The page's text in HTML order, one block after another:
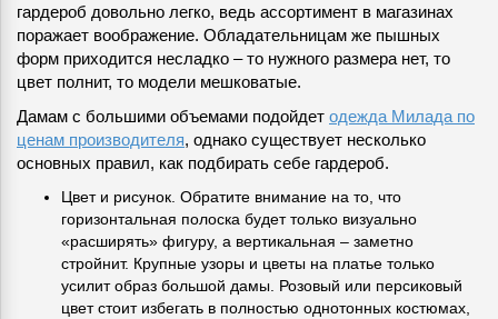
гардероб довольно легко, ведь ассортимент в магазинах
поражает воображение. Обладательницам же пышных
форм приходится несладко – то нужного размера нет, то
цвет полнит, то модели мешковатые.
Дамам с большими объемами подойдет одежда Милада по
ценам производителя, однако существует несколько
основных правил, как подбирать себе гардероб.
Цвет и рисунок. Обратите внимание на то, что
горизонтальная полоска будет только визуально
«расширять» фигуру, а вертикальная – заметно
стройнит. Крупные узоры и цветы на платье только
усилит образ большой дамы. Розовый или персиковый
цвет стоит избегать в полностью однотонных костюмах,